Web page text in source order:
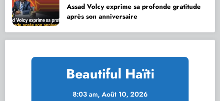
Assad Volcy exprime sa profonde gratitude
après son anniversaire
Beautiful Haïti
8:03 am, Août 10, 2026